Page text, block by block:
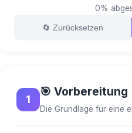
0%
🔄 Zurücksetzen
1
🎯 Vorbereitung
Die Grundlage für eine